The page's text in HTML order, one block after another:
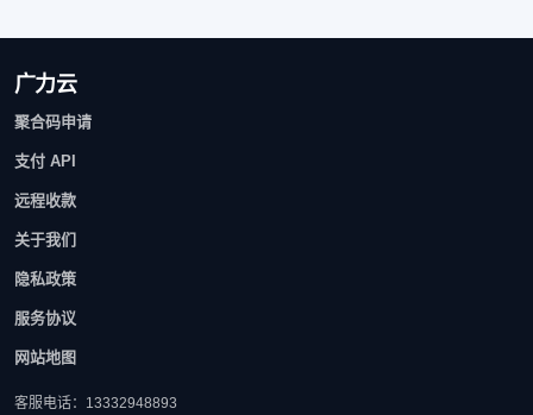
广力云
聚合码申请
支付 API
远程收款
关于我们
隐私政策
服务协议
网站地图
客服电话：13332948893